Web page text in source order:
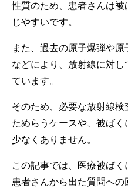
性質のため、患者さんは
じやすいです。
また、過去の原子爆弾や
などにより、放射線に対
ています。
そのため、必要な放射線検
ためらうケースや、被ば
少なくありません。
この記事では、医療被ばく
患者さんから出た質問への